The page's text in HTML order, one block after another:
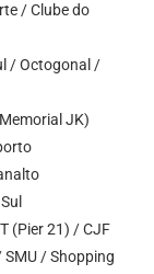
/ Clube do
/ Octogonal /
JK)
(Pier 21) / CJF
/ Shopping